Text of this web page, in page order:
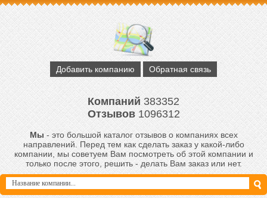
Добавить компанию Обратная связь
Компаний383352
Отзывов1096312
Мы- это большой каталог отзывов о компаниях всех
направлений. Перед тем как сделать заказ у какой-либо
компании, мы советуем Вам посмотреть об этой компании и
только после этого, решить - делать Вам заказ или нет.